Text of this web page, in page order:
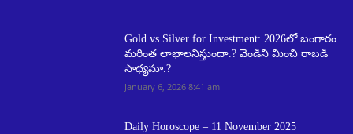
Gold vs Silver for Investment: 2026లో బంగారం
మరింత లాభాలనిస్తుందా.? వెండిని మించి రాబడి
సాధ్యమా.?
January 6, 2026 8:41 am
Daily Horoscope – 11 November 2025